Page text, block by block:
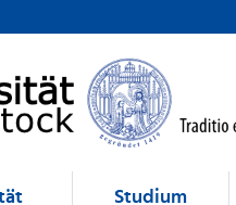
Studium